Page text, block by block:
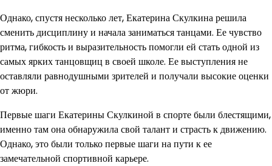
Однако, спустя несколько лет, Екатерина Скулкина решила
сменить дисциплину и начала заниматься танцами. Ее чувство
ритма, гибкость и выразительность помогли ей стать одной из
самых ярких танцовщиц в своей школе. Ее выступления не
оставляли равнодушными зрителей и получали высокие оценки
от жюри.
Первые шаги Екатерины Скулкиной в спорте были блестящими,
именно там она обнаружила свой талант и страсть к движению.
Однако, это были только первые шаги на пути к ее
замечательной спортивной карьере.